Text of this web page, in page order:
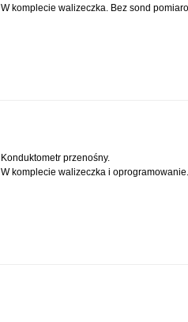
W komplecie walizeczka. Bez sond
Konduktometr przenośny.
W komplecie walizeczka i